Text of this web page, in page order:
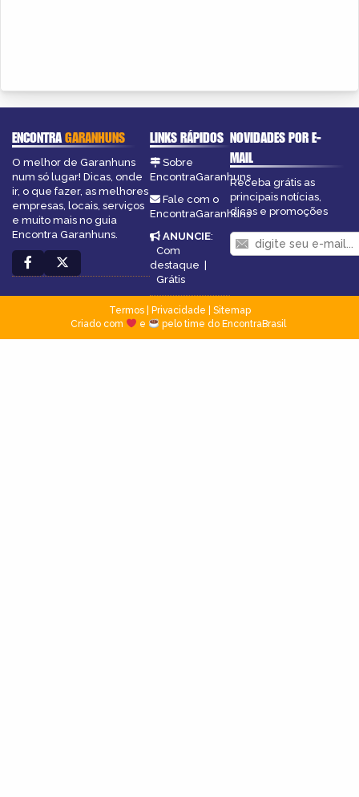
ENCONTRAGARANHUNS
O melhor de Garanhuns
num só lugar! Dicas, onde
ir, o que fazer, as melhores
empresas, locais, serviços
e muito mais no guia
Encontra Garanhuns.
LINKS RÁPIDOS
Sobre
EncontraGaranhuns
Fale com o
EncontraGaranhuns
ANUNCIE:
Com
destaque |
Grátis
NOVIDADES POR E-
MAIL
Receba grátis as
principais notícias,
dicas e promoções
Termos| Privacidade
Sitemap
Criado com
e pelo time do EncontraBrasil